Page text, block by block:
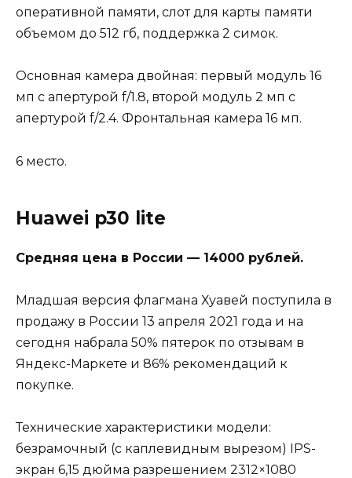
оперативной памяти, слот для карты памяти
объемом до 512 гб, поддержка 2 симок.
Основная камера двойная: первый модуль 16
мп с апертурой f/1.8, второй модуль 2 мп с
апертурой f/2.4. Фронтальная камера 16 мп.
6 место.
Huawei p30 lite
Средняя цена в России — 14000 рублей.
Младшая версия флагмана Хуавей поступила в
продажу в России 13 апреля 2021 года и на
сегодня набрала 50% пятерок по отзывам в
Яндекс-Маркете и 86% рекомендаций к
покупке.
Технические характеристики модели:
безрамочный (с каплевидным вырезом) IPS-
экран 6,15 дюйма разрешением 2312×1080